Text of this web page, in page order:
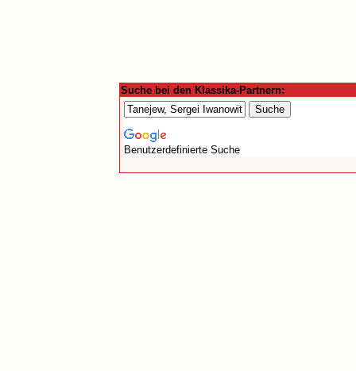
Suche bei den Klassika-Partnern:
Benutzerdefinierte Suche